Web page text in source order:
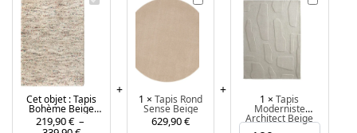
o
h
Cet objet :Tapis
Bohème Beige
Tonya
219,90€ –
s
o
n
1 × Tapis Rond
Sense Beige
629,90€
d
1 ×Tapis
Moderniste
Architect Beige